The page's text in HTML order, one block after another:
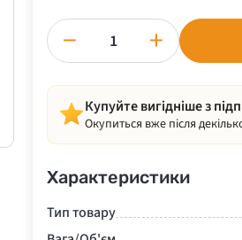
− +
Купуйте вигідніше з
Окупиться вже після
Характеристики
Тип товару